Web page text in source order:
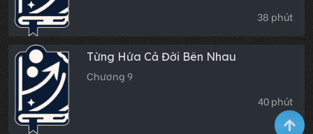
38 phút
Từng Hứa Cả Đời Bên Nhau
Chương 9
40 phút